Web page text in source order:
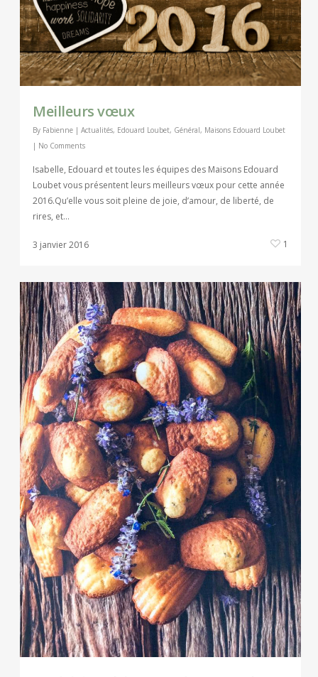
Meilleurs vœux
By Fabienne | Actualités, Edouard Loubet, Général, Maisons Edouard Loubet
| No Comments
Isabelle, Edouard et toutes les équipes des Maisons Edouard
Loubet vous présentent leurs meilleurs vœux pour cette année
2016.Qu’elle vous soit pleine de joie, d’amour, de liberté, de
rires, et…
3 janvier 2016 1